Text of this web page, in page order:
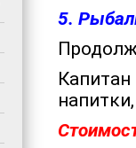
5.